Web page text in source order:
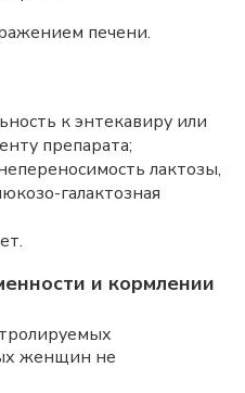
печени.
к энтекавиру или
препарата;
лактозы,
галактозная
и кормлении
женщин не